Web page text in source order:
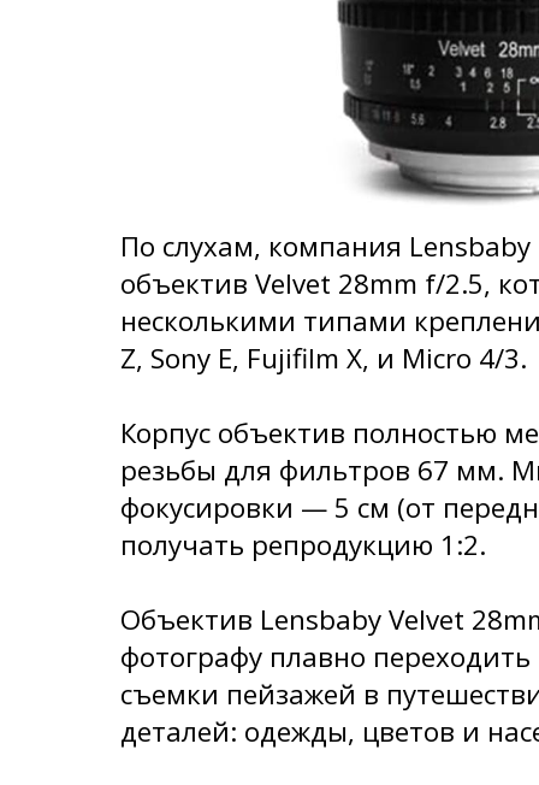
По слухам, компания Lensbaby
объектив Velvet 28mm f/2.5,
несколькими типами
Z, Sony E, Fujifilm X, и Micro 4/3.
Корпус объектив полностью
резьбы для фильтров 67 мм.
фокусировки — 5 см (от
получать репродукцию 1:2.
Объектив Lensbaby Velvet
фотографу плавно
съемки пейзажей в
деталей: одежды, цветов и